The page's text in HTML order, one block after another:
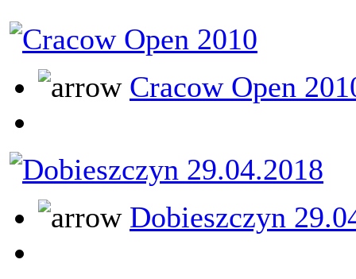
Cracow Open
Dobieszczyn